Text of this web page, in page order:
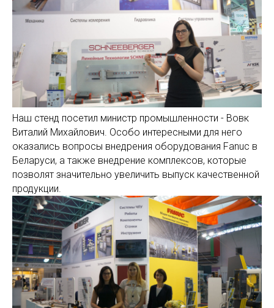
Наш стенд посетил министр промышленности - Вовк
Виталий Михайлович. Особо интересными для него
оказались вопросы внедрения оборудования Fanuc в
Беларуси, а также внедрение комплексов, которые
позволят значительно увеличить выпуск качественной
продукции.